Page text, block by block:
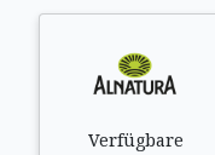
Verfügbare